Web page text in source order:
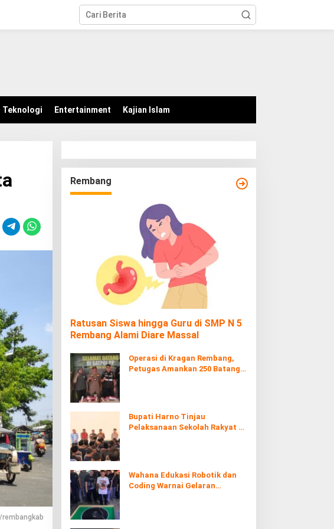
Teknologi Entertainment Kajian Islam
rembangkab
Rembang
Ratusan Siswa hingga Guru di SMP N 5
Rembang Alami Diare Massal
Operasi di Kragan Rembang,
Petugas Amankan 250 Batang
Bupati Harno Tinjau
Pelaksanaan Sekolah Rakyat di
Wahana Edukasi Robotik dan
Coding Warnai Gelaran